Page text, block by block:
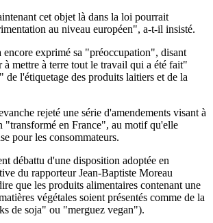
cet objet là dans la loi pourrait
au niveau européen", a-t-il insisté.
exprimé sa "préoccupation", disant
à mettre à terre tout le travail qui a été fait"
de l'étiquetage des produits laitiers et de la
rejeté une série d'amendements visant à
"transformé en France", au motif qu'elle
pour les consommateurs.
débattu d'une disposition adoptée en
du rapporteur Jean-Baptiste Moreau
que les produits alimentaires contenant une
végétales soient présentés comme de la
de soja" ou "merguez vegan").